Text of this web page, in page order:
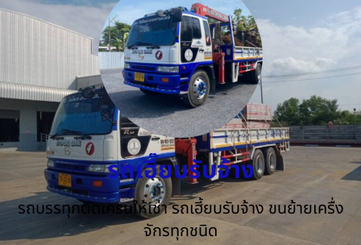
รถเฮี๊ยบรับจ้าง
รถบรรทุกติดเครนให้เช่า รถเฮี้ยบรับจ้าง ขนย้ายเครื่ง
จักรทุกชนิด